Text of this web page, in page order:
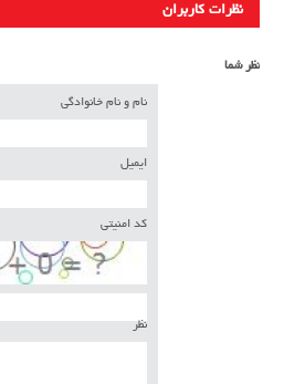
نظرات کاربران
نظر شما
نام و نام خانوادگی
ایمیل
کد امنیتی
نظر